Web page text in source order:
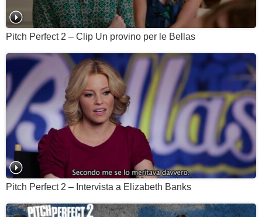
Pitch Perfect 2 – Clip Un provino per le Bellas
Pitch Perfect 2 – Intervista a Elizabeth Banks